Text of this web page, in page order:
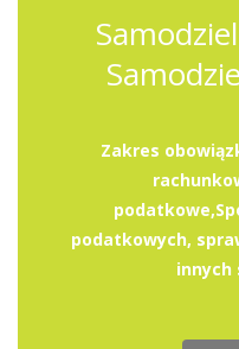
Zakres
podatkowych,
innych